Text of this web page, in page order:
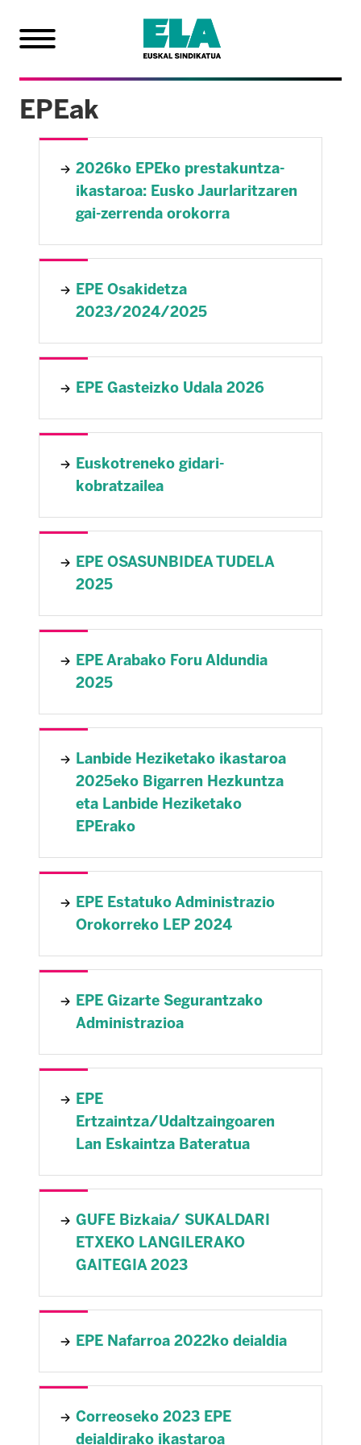
EPEak
2026ko EPEko prestakuntza-
ikastaroa: Eusko Jaurlaritzaren
gai-zerrenda orokorra
EPE Osakidetza
2023/2024/2025
EPE Gasteizko Udala 2026
Euskotreneko gidari-
kobratzailea
EPE OSASUNBIDEA TUDELA
2025
EPE Arabako Foru Aldundia
2025
Lanbide Heziketako ikastaroa
2025eko Bigarren Hezkuntza
eta Lanbide Heziketako
EPErako
EPE Estatuko Administrazio
Orokorreko LEP 2024
EPE Gizarte Segurantzako
Administrazioa
EPE
Ertzaintza/Udaltzaingoaren
Lan Eskaintza Bateratua
GUFE Bizkaia/ SUKALDARI
ETXEKO LANGILERAKO
GAITEGIA 2023
EPE Nafarroa 2022ko deialdia
Correoseko 2023 EPE
deialdirako ikastaroa